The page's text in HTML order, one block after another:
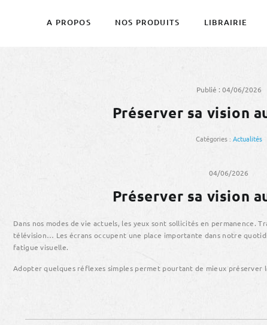
A PROPOS NOS PRODUITS LIBRAIRIE
Publié : 04/06/2026
Préserver sa vision
Catégories : Actualités
04/06/2026
Préserver sa vision
Dans nos modes de vie actuels, les yeux sont sollicités en permanence.
télévision… Les écrans occupent une place importante dans notre
fatigue visuelle.
Adopter quelques réflexes simples permet pourtant de mieux préserver